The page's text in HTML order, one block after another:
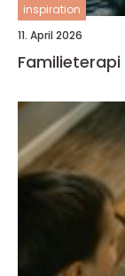
inspiration
11. April 2026